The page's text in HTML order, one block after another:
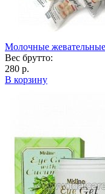
Молочные
Вес брутто:
280 р.
В корзину